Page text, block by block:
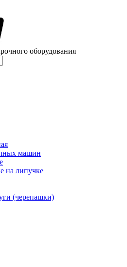
оборудования
машин
на липучке
(черепашки)